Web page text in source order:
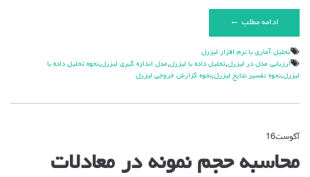
ادامه مطلب ←
تحليل آماري با نرم افزار ليزرل
ارزیابی مدل در لیزرل,تحليل داده با ليزرل,مدل اندازه گيري ليزرل,نحوه تحليل داده با
ليزرل,نحوه تفسير نتايج ليزرل,نحوه گزارش خروجي ليزرل
آگوست16
محاسبه
محاسبه حجم نمونه در معادلات